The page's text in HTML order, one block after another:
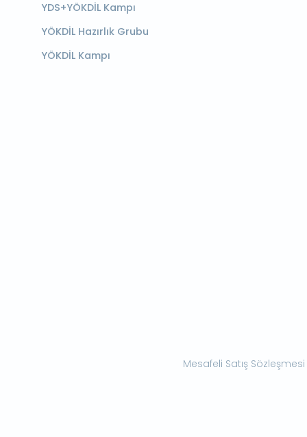
YDS+YÖKDİL Kampı
YÖKDİL Hazırlık Grubu
YÖKDİL Kampı
Mesafeli Satış Sözleşmesi